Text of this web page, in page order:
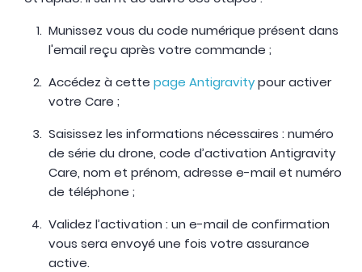
Munissez vous du code numérique présent dans
l'email reçu après votre commande ;
Accédez à cette page Antigravitypour activer
votre Care ;
Saisissez les informations nécessaires : numéro
de série du drone, code d’activation Antigravity
Care, nom et prénom, adresse e-mail et numéro
de téléphone ;
Validez l’activation : un e-mail de confirmation
vous sera envoyé une fois votre assurance
active.